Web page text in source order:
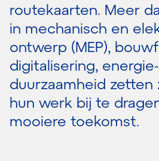
routekaarten. Meer
in mechanisch en
ontwerp (MEP),
digitalisering,
duurzaamheid
hun werk bij te
mooiere toekomst.